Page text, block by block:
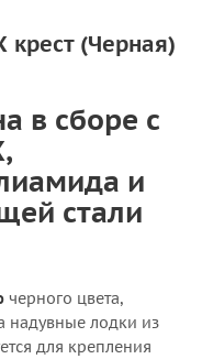
(Черная)
в сборе с
и
стали
черного цвета,
надувные лодки из
для крепления